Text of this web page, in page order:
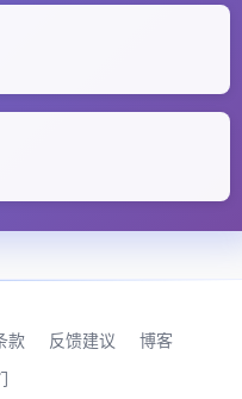
款 反馈建议
博客